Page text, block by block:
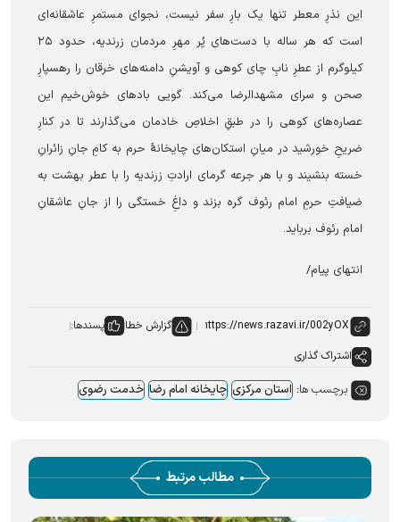
این نذرِ معطر تنها یک بارِ سفر نیست، نجوای مستمرِ عاشقانه‌ای
است که هر ساله با دست‌های پُر مهرِ مردمان زرندیه، حدود ۲۵
کیلوگرم از عطرِ نابِ چای کوهی و آویشنِ دامنه‌های خرقان را رهسپارِ
صحن و سرای مشهدالرضا می‌کند. گویی بادهای خوش‌خیم این
عصاره‌های کوهی را در طبقِ اخلاصِ خادمان می‌گذارند تا در کنارِ
ضریحِ خورشید در میانِ استکان‌های چایخانهٔ حرم به کامِ جانِ زائرانِ
خسته بنشیند و با هر جرعه گرمای ارادتِ زرندیه را با عطر بهشت به
ضیافتِ حرمِ امام رئوف گره بزند و داغِ خستگی را از جانِ عاشقانِ
امام رئوف برباید.
انتهای پیام/
گزارش خطا
پسندها:
اشتراک گذاری
برچسب ها: استان مرکزی چایخانه امام رضا خدمت رضوی
مطالب مرتبط